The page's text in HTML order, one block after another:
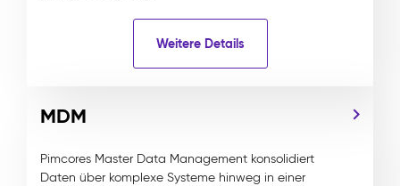
Weitere Details
MDM
Pimcores Master Data Management konsolidiert
Daten über komplexe Systeme hinweg in einer